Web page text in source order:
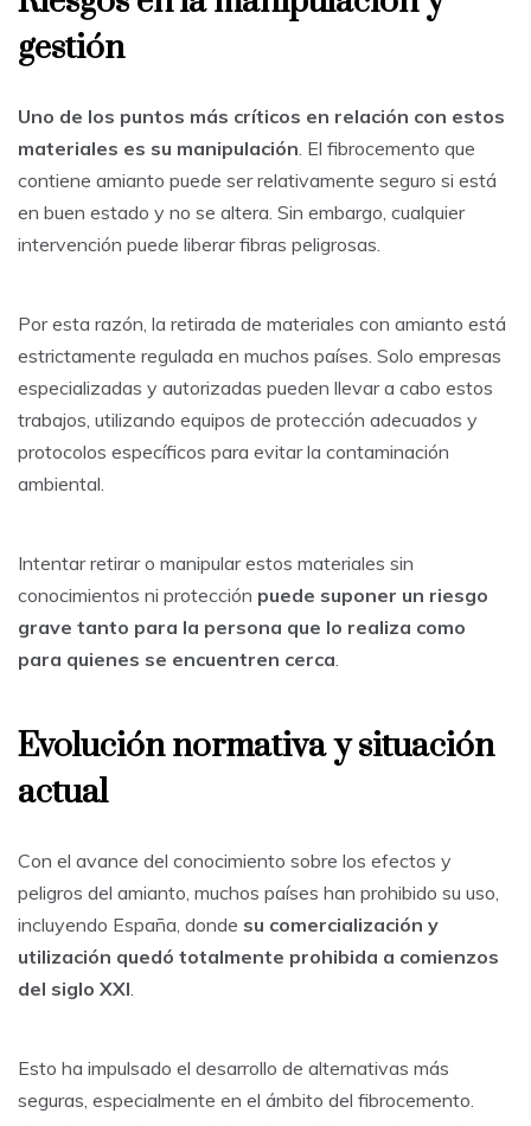
gestión
Uno de los puntos más críticos en relación con estos
materiales es su manipulación. El fibrocemento que
contiene amianto puede ser relativamente seguro si está
en buen estado y no se altera. Sin embargo, cualquier
intervención puede liberar fibras peligrosas.
Por esta razón, la retirada de materiales con amianto está
estrictamente regulada en muchos países. Solo empresas
especializadas y autorizadas pueden llevar a cabo estos
trabajos, utilizando equipos de protección adecuados y
protocolos específicos para evitar la contaminación
ambiental.
Intentar retirar o manipular estos materiales sin
conocimientos ni protección puede suponer un riesgo
grave tanto para la persona que lo realiza como
para quienes se encuentren cerca.
Evolución normativa y situación
actual
Con el avance del conocimiento sobre los efectos y
peligros del amianto, muchos países han prohibido su uso,
incluyendo España, donde su comercialización y
utilización quedó totalmente prohibida a comienzos
del siglo XXI.
Esto ha impulsado el desarrollo de alternativas más
seguras, especialmente en el ámbito del fibrocemento.